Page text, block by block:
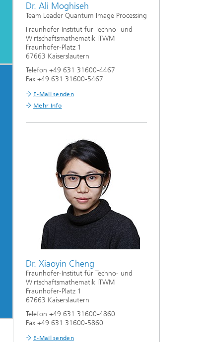
Dr. Ali Moghiseh
Team Leader Quantum Image Processing
Fraunhofer-Institut für Techno- und
Wirtschaftsmathematik ITWM
Fraunhofer-Platz 1
67663 Kaiserslautern
Telefon +49 631 31600-4467
Fax +49 631 31600-5467
E-Mail senden
Mehr Info
Dr. Xiaoyin Cheng
Fraunhofer-Institut für Techno- und
Wirtschaftsmathematik ITWM
Fraunhofer-Platz 1
67663 Kaiserslautern
Telefon +49 631 31600-4860
Fax +49 631 31600-5860
E-Mail senden